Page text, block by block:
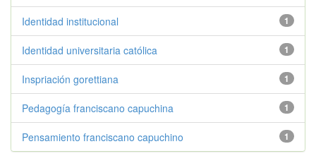
1
Identidad institucional
1
Identidad universitaria católica
1
Inspriación gorettiana
1
Pedagogía franciscano capuchina
1
Pensamiento franciscano capuchino